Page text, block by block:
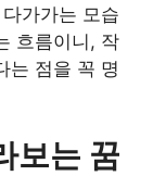
가가는 모습
흐름이니, 작
는 점을 꼭 명
보는 꿈